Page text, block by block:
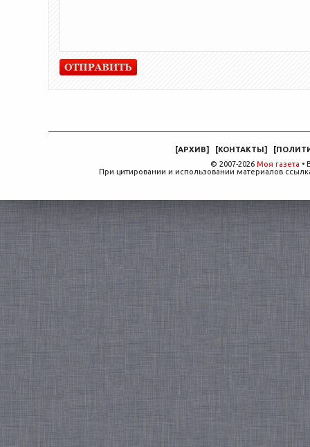
[АРХИВ] [КОНТАКТЫ] [
© 2007-2026 Моя газета •
При цитировании и использовании материалов